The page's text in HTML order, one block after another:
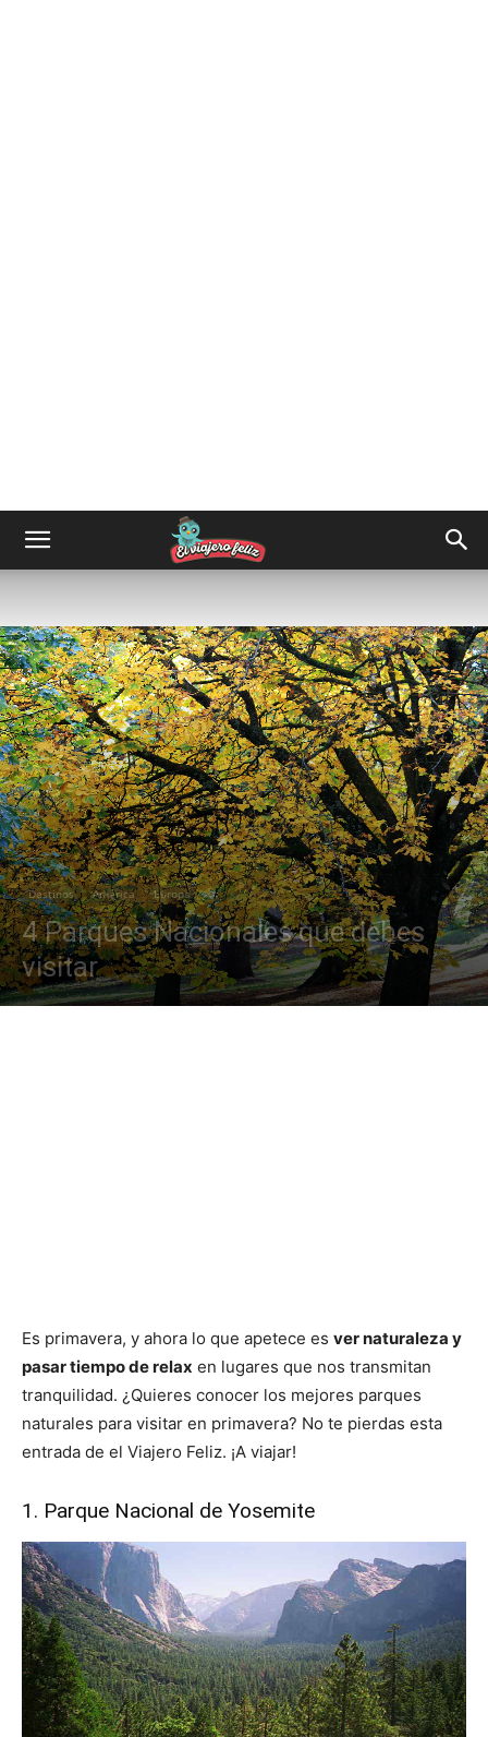
Destinos América Europa
4 Parques Nacionales que debes
visitar
Es primavera, y ahora lo que apetece es ver naturaleza y
pasar tiempo de relax en lugares que nos transmitan
tranquilidad. ¿Quieres conocer los mejores parques
naturales para visitar en primavera? No te pierdas esta
entrada de el Viajero Feliz. ¡A viajar!
1. Parque Nacional de Yosemite